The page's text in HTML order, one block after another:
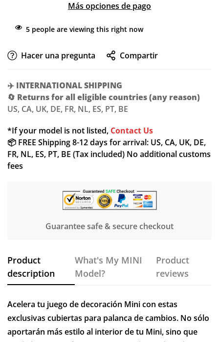
Más opciones de pago
5 people are viewing this right now
Hacer una pregunta Compartir
✈️ INTERNATIONAL SHIPPING
🔄 Returns for all eligible countries (any reason)
US, CA, UK, DE, FR, NL, ES, PT, BE
*If your model is not listed, Contact Us
📦 FREE Shipping 8-12 days for arrival: US, CA, UK, DE,
FR, NL, ES, PT, BE (Tax included) No additional customs
fees
Guarantee safe & secure checkout
Product
description
What's My MINI
Model?
Product
reviews
Acelera tu juego de decoración Mini con estas
exclusivas cubiertas para palanca de cambios. No sólo
aportarán más estilo al interior de tu Mini, sino que